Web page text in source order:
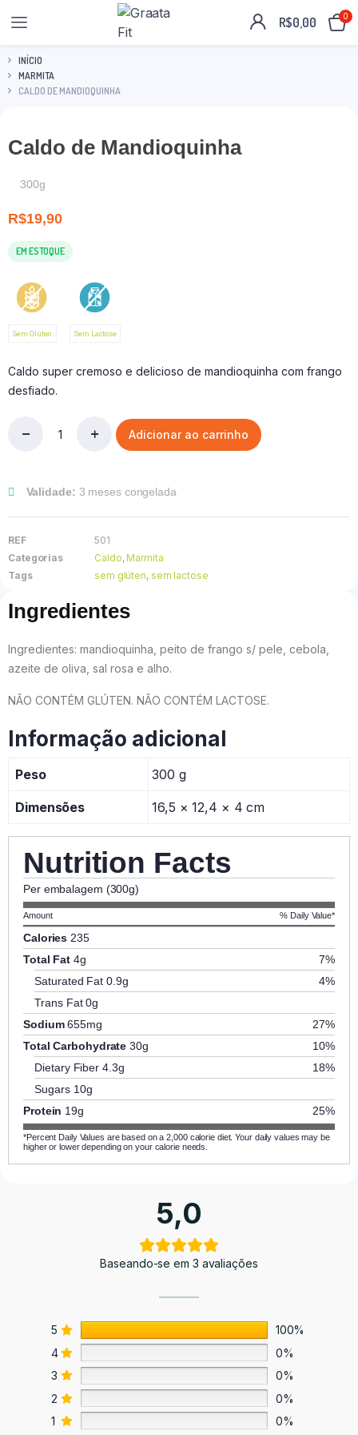
R$0,00 0
INÍCIO
MARMITA
CALDO DE MANDIOQUINHA
Caldo de Mandioquinha
300g
R$19,90
EM ESTOQUE
Sem Glúten Sem Lactose
Caldo super cremoso e delicioso de mandioquinha com frango
desfiado.
quantidade
Adicionar ao carrinho
Validade: 3 meses congelada
REF
501
Categorias
Caldo,Marmita
Tags
sem glúten, sem lactose
Ingredientes
Ingredientes: mandioquinha, peito de frango s/ pele, cebola,
azeite de oliva, sal rosa e alho.
NÃO CONTÉM GLÚTEN. NÃO CONTÉM LACTOSE.
Informação adicional
Peso 300 g
Dimensões 16,5 × 12,4 × 4 cm
Nutrition Facts
Per embalagem (300g)
Amount % Daily Value*
Calories 235
Total Fat 4g
7%
Saturated Fat 0.9g
4%
Trans Fat0g
Sodium655mg
27%
Total Carbohydrate30g
10%
Dietary Fiber 4.3g
18%
Sugars 10g
Protein 19g 25%
*Percent Daily Values are based on a 2,000 calorie diet. Your daily values may be
higher or lower depending on your calorie needs.
5,0
Baseando-se em 3 avaliações
5
100%
4
0%
3
0%
2
0%
1
0%